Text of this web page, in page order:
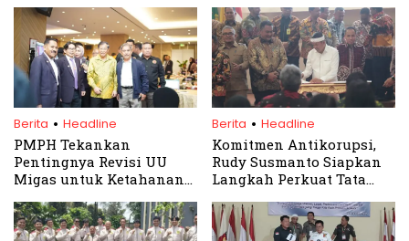
Berita . Headline
PMPH Tekankan
Pentingnya Revisi UU
Migas untuk Ketahanan
Berita . Headline
Komitmen Antikorupsi,
Rudy Susmanto Siapkan
Langkah Perkuat Tata